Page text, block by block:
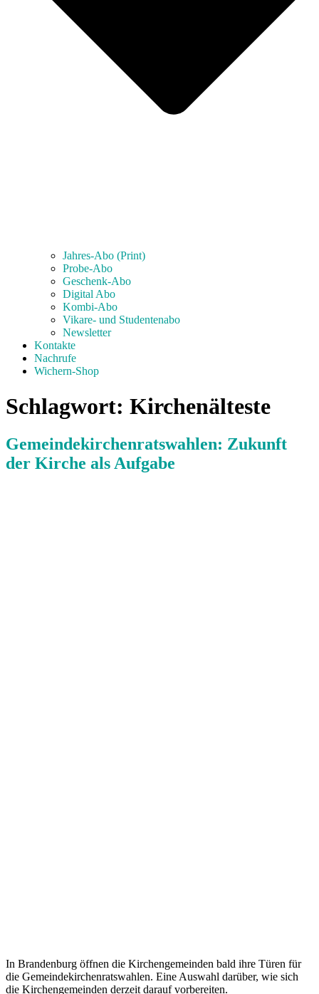
Jahres-Abo (Print)
Probe-Abo
Geschenk-Abo
Digital Abo
Kombi-Abo
Vikare- und Studentenabo
Newsletter
Kontakte
Nachrufe
Wichern-Shop
Schlagwort: Kirchenälteste
Gemeindekirchenratswahlen: Zukunft
der Kirche als Aufgabe
In Brandenburg öffnen die Kirchengemeinden bald ihre Türen für
die Gemeindekirchenratswahlen. Eine Auswahl darüber, wie sich
die Kirchengemeinden derzeit darauf vorbereiten.